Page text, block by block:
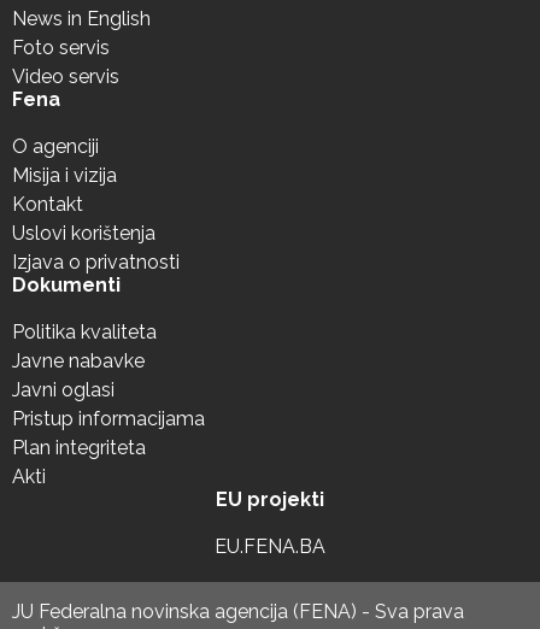
News in English
Foto servis
Video servis
Fena
O agenciji
Misija i vizija
Kontakt
Uslovi korištenja
Izjava o privatnosti
Dokumenti
Politika kvaliteta
Javne nabavke
Javni oglasi
Pristup informacijama
Plan integriteta
Akti
EU projekti
EU.FENA.BA
JU Federalna novinska agencija (FENA) - Sva prava